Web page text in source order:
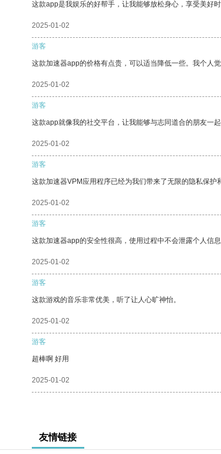
这款app是我娱乐的好帮手，让我能够放松身心，享受美好时
2025-01-02
游客
这款加速器app的价格有点贵，可以适当降低一些。我个人
2025-01-02
游客
这款app就像我的社交平台，让我能够与志同道合的朋友一起
2025-01-02
游客
这款加速器VPM应用程序已经为我们带来了无限的隐私保护
2025-01-02
游客
这款加速器app的安全性很高，使用过程中不会泄露个人信
2025-01-02
游客
这款游戏的音乐非常优美，听了让人心旷神怡。
2025-01-02
游客
超棒啊 好用
2025-01-02
友情链接